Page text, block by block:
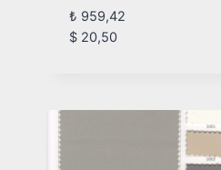
₺ 959,42
$20,50